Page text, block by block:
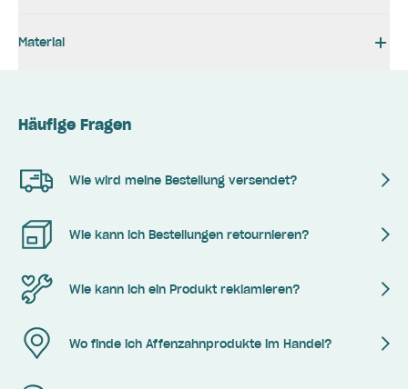
Material
Häufige Fragen
Wie wird meine Bestellung versendet?
Wie kann ich Bestellungen retournieren?
Wie kann ich ein Produkt reklamieren?
Wo finde ich Affenzahnprodukte im Handel?